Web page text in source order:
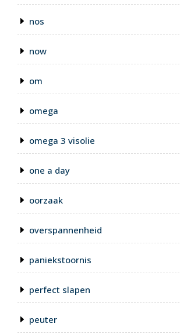
nos
now
om
omega
omega 3 visolie
one a day
oorzaak
overspannenheid
paniekstoornis
perfect slapen
peuter